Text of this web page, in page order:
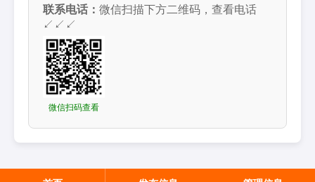
联系电话： 微信扫描下方二维码，查看电话
↙↙↙
微信扫码查看